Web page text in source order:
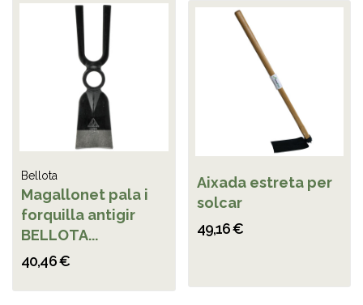
Bellota
Magallonet pala i
forquilla antigir
BELLOTA...
40,46 €
Aixada estreta per
solcar
49,16 €